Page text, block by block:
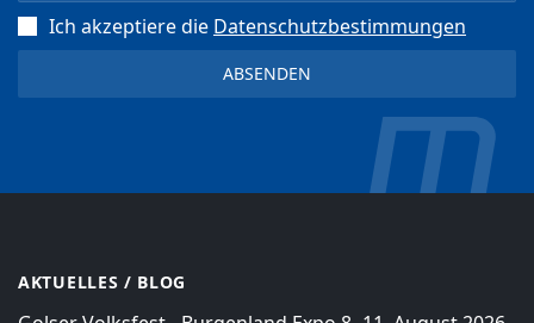
Ich akzeptiere die Datenschutz­bestimmungen
AKTUELLES / BLOG